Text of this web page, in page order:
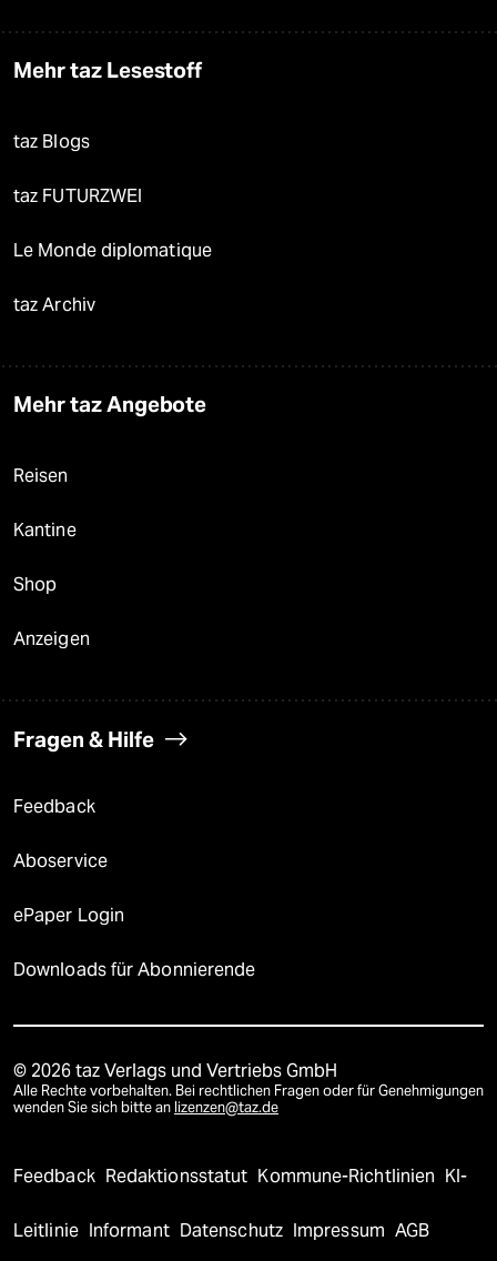
Mehr taz Lesestoff
taz Blogs
taz FUTURZWEI
Le Monde diplomatique
taz Archiv
Mehr taz Angebote
Reisen
Kantine
Shop
Anzeigen
Fragen & Hilfe
Feedback
Aboservice
ePaper Login
Downloads für Abonnierende
© 2026 taz Verlags und Vertriebs GmbH
Alle Rechte vorbehalten. Bei rechtlichen Fragen oder für Genehmigungen
wenden Sie sich bitte an lizenzen@taz.de
Feedback Redaktionsstatut Kommune-Richtlinien KI-
Leitlinie Informant Datenschutz Impressum AGB